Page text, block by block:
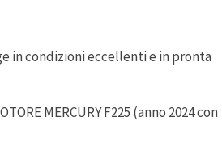
in condizioni eccellenti e in pronta
MERCURY F225 (anno 2024 con